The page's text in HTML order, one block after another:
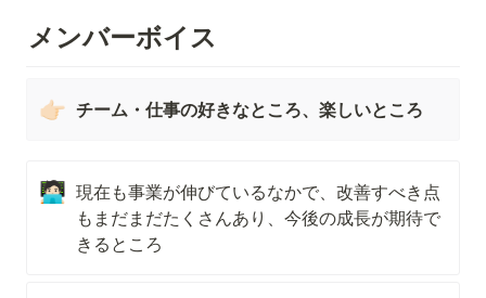
メンバーボイス
👉🏻 チーム・仕事の好きなところ、楽しいところ
🧑🏻‍💻 現在も事業が伸びているなかで、改善すべき点
もまだまだたくさんあり、今後の成長が期待で
きるところ